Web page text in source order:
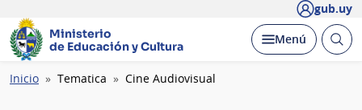
gub.uy
Ministerio
de Educación y Cultura
Desplegar
Menú Abrir
Ruta
Inicio Tematica Cine Audiovisual